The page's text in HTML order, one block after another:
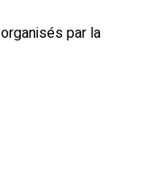
organisés par la